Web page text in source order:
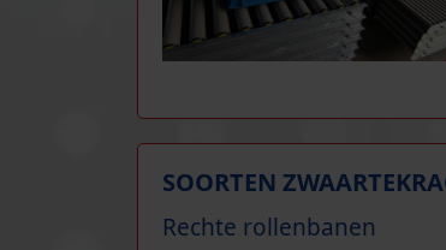
SOORTEN
Rechte rollenbanen